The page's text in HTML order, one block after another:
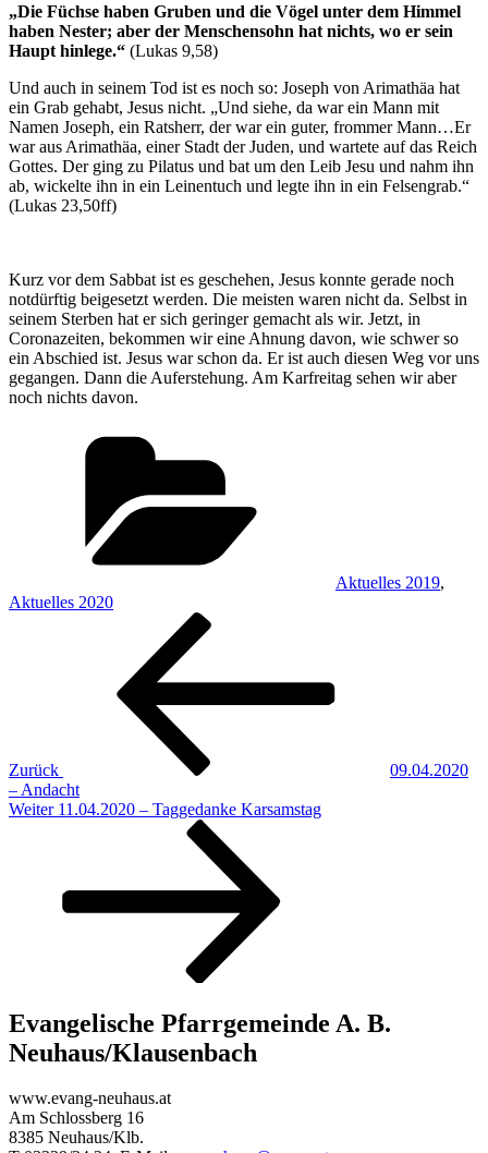
„Die Füchse haben Gruben und die Vögel unter dem Himmel
haben Nester; aber der Menschensohn hat nichts, wo er sein
Haupt hinlege.“ (Lukas 9,58)
Und auch in seinem Tod ist es noch so: Joseph von Arimathäa hat
ein Grab gehabt, Jesus nicht. „Und siehe, da war ein Mann mit
Namen Joseph, ein Ratsherr, der war ein guter, frommer Mann…Er
war aus Arimathäa, einer Stadt der Juden, und wartete auf das Reich
Gottes. Der ging zu Pilatus und bat um den Leib Jesu und nahm ihn
ab, wickelte ihn in ein Leinentuch und legte ihn in ein Felsengrab.“
(Lukas 23,50ff)
Kurz vor dem Sabbat ist es geschehen, Jesus konnte gerade noch
notdürftig beigesetzt werden. Die meisten waren nicht da. Selbst in
seinem Sterben hat er sich geringer gemacht als wir. Jetzt, in
Coronazeiten, bekommen wir eine Ahnung davon, wie schwer so
ein Abschied ist. Jesus war schon da. Er ist auch diesen Weg vor uns
gegangen. Dann die Auferstehung. Am Karfreitag sehen wir aber
noch nichts davon.
Aktuelles 2019,
Aktuelles 2020
Beitragsnavigation
Zurück
09.04.2020
– Andacht
Nächster
Weiter 11.04.2020 – Taggedanke Karsamstag
Evangelische Pfarrgemeinde A. B.
Neuhaus/Klausenbach
www.evang-neuhaus.at
Am Schlossberg 16
8385 Neuhaus/Klb.